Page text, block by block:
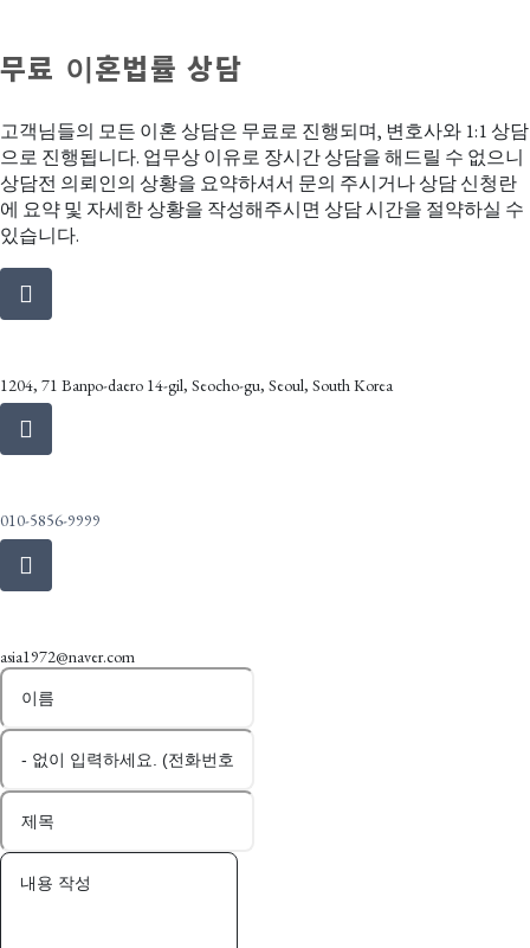
무료 이혼법률 상담
고객님들의 모든 이혼 상담은 무료로 진행되며, 변호사와 1:1 상담
으로 진행됩니다. 업무상 이유로 장시간 상담을 해드릴 수 없으니
상담전 의뢰인의 상황을 요약하셔서 문의 주시거나 상담 신청란
에 요약 및 자세한 상황을 작성해주시면 상담 시간을 절약하실 수
있습니다.
1204, 71 Banpo-daero 14-gil, Seocho-gu, Seoul, South Korea
010-5856-9999
asia1972@naver.com